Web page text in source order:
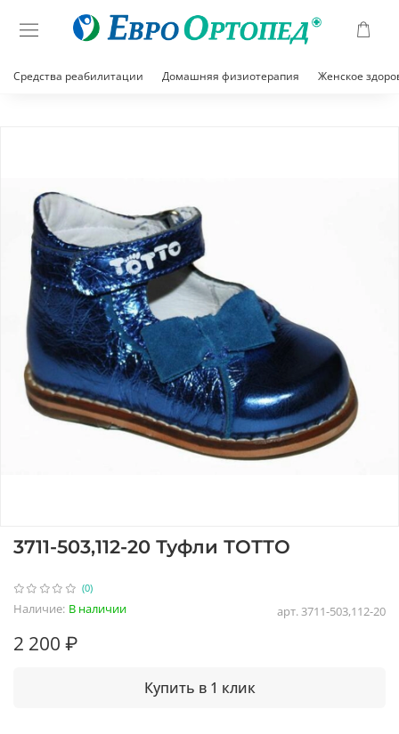
Средства реабилитации Домашняя физиотерапия Женское
(0)
арт.3711-503,112-20
Наличие: В наличии
3711-503,112-20 Туфли ТОТТО
2 200 ₽
Купить в 1 клик